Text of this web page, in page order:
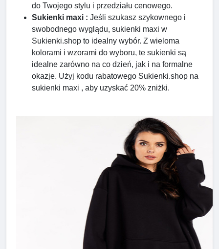
do Twojego stylu i przedziału cenowego.
Sukienki maxi : Jeśli szukasz szykownego i
swobodnego wyglądu, sukienki maxi w
Sukienki.shop to idealny wybór. Z wieloma
kolorami i wzorami do wyboru, te sukienki są
idealne zarówno na co dzień, jak i na formalne
okazje. Użyj kodu rabatowego Sukienki.shop na
sukienki maxi , aby uzyskać 20% zniżki.